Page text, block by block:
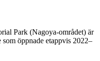
Park (Nagoya-området) är
öppnade etappvis 2022–